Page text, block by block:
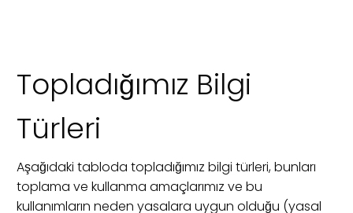
Topladığımız Bilgi
Türleri
Aşağıdaki tabloda topladığımız bilgi türleri, bunları
toplama ve kullanma amaçlarımız ve bu
kullanımların neden yasalara uygun olduğu (yasal